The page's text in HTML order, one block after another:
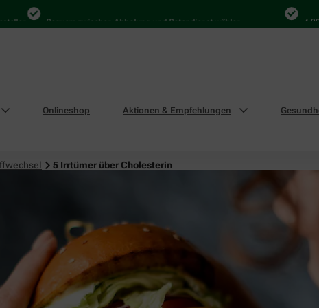
Bequem zwischen Abholung und Botendienst wählen 4.000 Mal
Onlineshop Aktionen & Empfehlungen
5 Irrtümer über Cholesterin